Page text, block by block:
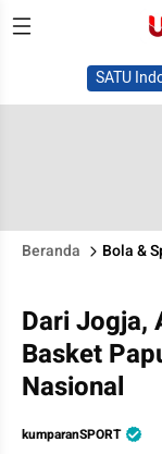
SATU
Beranda Bola &
Dari Jogja,
Basket
Nasional
kumparanSPORT